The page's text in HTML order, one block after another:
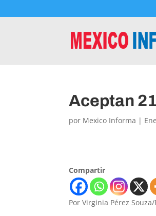
Aceptan
por Mexico Informa |
Compartir
Por Virginia Pérez